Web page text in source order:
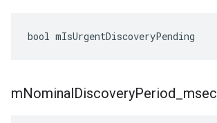
bool mIsUrgentDiscoveryPending
mNominalDiscoveryPeriod msec